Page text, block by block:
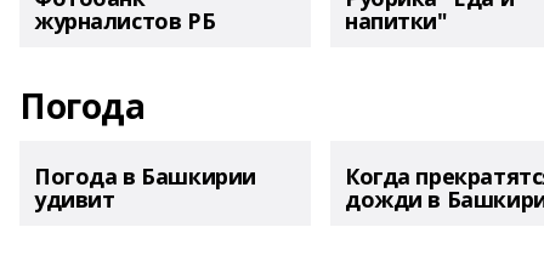
журналистов РБ напитки"
Погода
Погода в Башкирии
удивит
Когда
дожди в